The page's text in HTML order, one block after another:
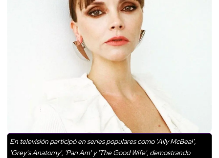
En televisión participó en series populares como 'Ally McBeal',
'Grey's Anatomy', 'Pan Am' y 'The Good Wife', demostrando